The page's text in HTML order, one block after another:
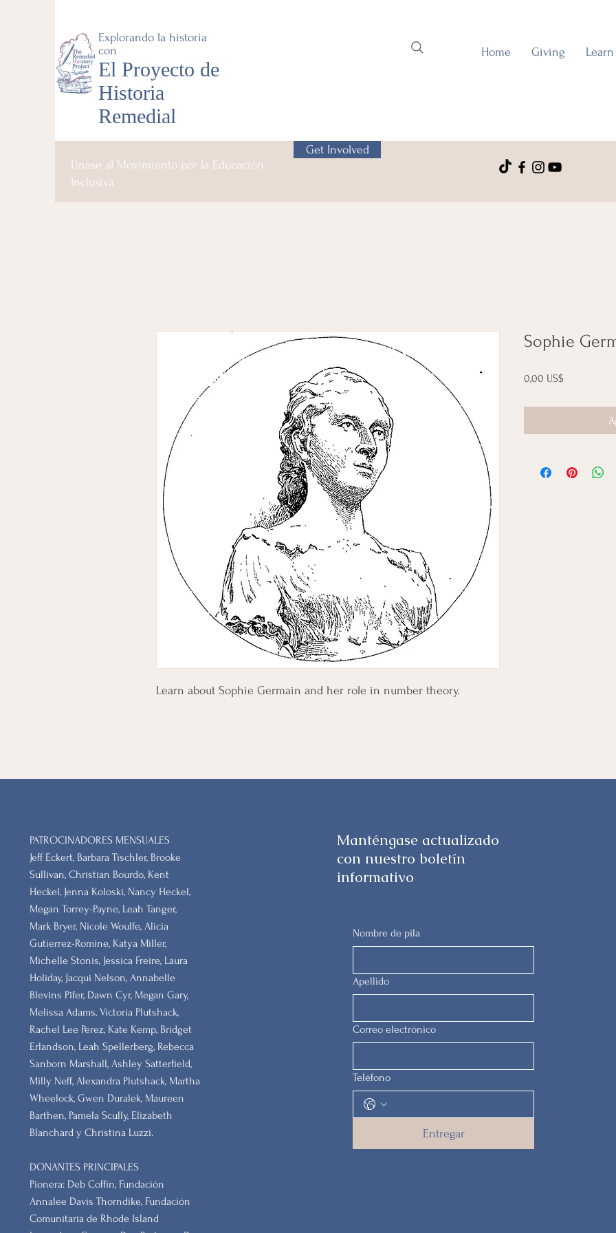
Explorando la historia
con
El Proyecto de
Historia
Remedial
Home Giving Learn
Únase al Movimiento por la Educación
Inclusiva
Get Involved
Learn about Sophie Germain and her role in number theory.
Sophie
0,00 US$Precio
PATROCINADORES MENSUALES
Jeff Eckert, Barbara Tischler, Brooke
Sullivan, Christian Bourdo, Kent
Heckel, Jenna Koloski, Nancy Heckel,
Megan Torrey-Payne, Leah Tanger,
Mark Bryer, Nicole Woulfe, Alicia
Gutierrez-Romine, Katya Miller,
Michelle Stonis, Jessica Freire, Laura
Holiday, Jacqui Nelson, Annabelle
Blevins Pifer, Dawn Cyr, Megan Gary,
Melissa Adams, Victoria Plutshack,
Rachel Lee Perez, Kate Kemp, Bridget
Erlandson, Leah Spellerberg, Rebecca
Sanborn Marshall, Ashley Satterfield,
Milly Neff, Alexandra Plutshack, Martha
Wheelock, Gwen Duralek, Maureen
Barthen, Pamela Scully, Elizabeth
Blanchard y Christina Luzzi.
DONANTES PRINCIPALES
Pionera: Deb Coffin, Fundación
Annalee Davis Thorndike, Fundación
Comunitaria de Rhode Island
Manténgase actualizado
con nuestro boletín
informativo
Nombre de pila
Apellido
Correo electrónico
Teléfono
Entregar